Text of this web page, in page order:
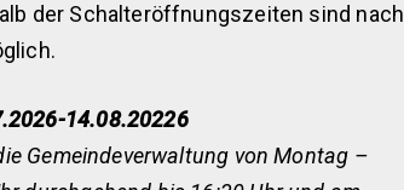
der Schalteröffnungszeiten sind nach
14.08.20226
Gemeindeverwaltung von Montag –